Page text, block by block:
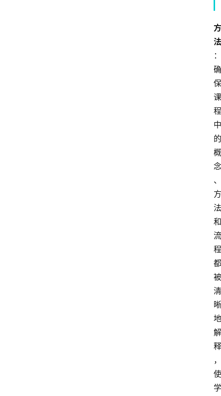
方
法
：
确
保
课
程
中
的
概
念
、
方
法
和
流
程
都
被
清
晰
地
解
释
，
使
学